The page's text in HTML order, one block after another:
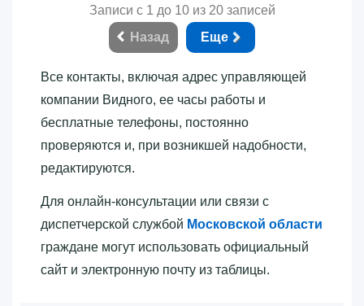
Записи с 1 до 10 из 20 записей
Назад
Еще
Все контакты, включая адрес управляющей
компании Видного, ее часы работы и
бесплатные телефоны, постоянно
проверяются и, при возникшей надобности,
редактируются.
Для онлайн-консультации или связи с
диспетчерской службой Московской области
граждане могут использовать официальный
сайт и электронную почту из таблицы.